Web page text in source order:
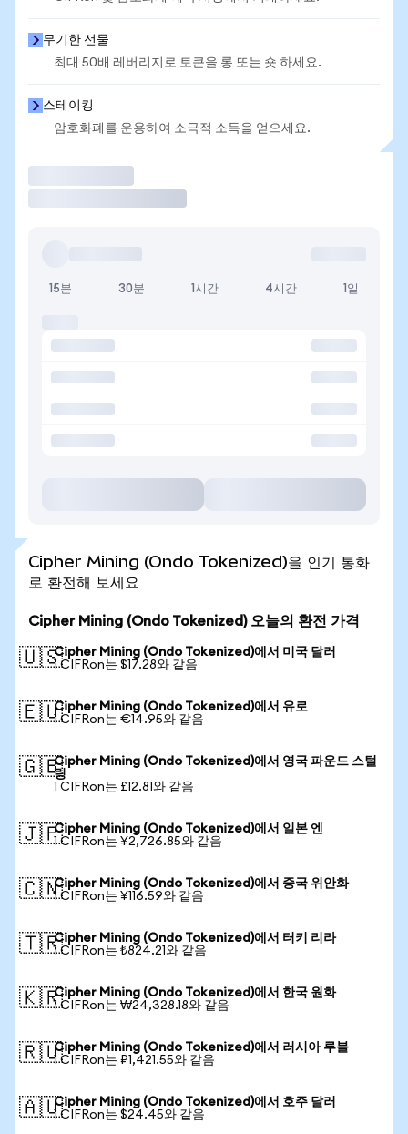
무기한 선물
최대 50배 레버리지로 토큰을 롱 또는 숏 하세요.
스테이킹
암호화폐를 운용하여 소극적 소득을 얻으세요.
15분 30분 1시간 4시간 1일
Cipher Mining (Ondo Tokenized)을 인기 통화
로 환전해 보세요
Cipher Mining (Ondo Tokenized) 오늘의 환전 가격
🇺🇸Cipher Mining (Ondo Tokenized)에서 미국 달러
1 CIFRon는 $17.28와 같음
🇪🇺Cipher Mining (Ondo Tokenized)에서 유로
1 CIFRon는 €14.95와 같음
🇬🇧Cipher Mining (Ondo Tokenized)에서 영국 파운드 스털
링
1 CIFRon는 £12.81와 같음
🇯🇵Cipher Mining (Ondo Tokenized)에서 일본 엔
1 CIFRon는 ¥2,726.85와 같음
🇨🇳Cipher Mining (Ondo Tokenized)에서 중국 위안화
1 CIFRon는 ¥116.59와 같음
🇹🇷Cipher Mining (Ondo Tokenized)에서 터키 리라
1 CIFRon는 ₺824.21와 같음
🇰🇷Cipher Mining (Ondo Tokenized)에서 한국 원화
1 CIFRon는 ₩24,328.18와 같음
🇷🇺Cipher Mining (Ondo Tokenized)에서 러시아 루블
1 CIFRon는 ₽1,421.55와 같음
🇦🇺Cipher Mining (Ondo Tokenized)에서 호주 달러
1 CIFRon는 $24.45와 같음